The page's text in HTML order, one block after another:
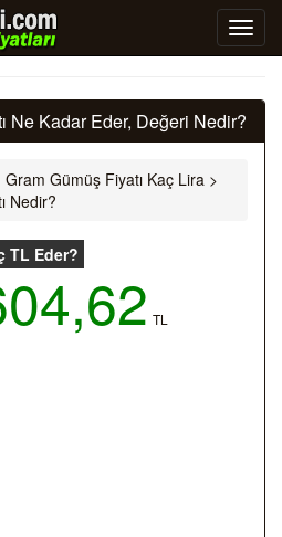
Ne Kadar Eder, Değeri Nedir?
Gram Gümüş Fiyatı Kaç Lira >
Nedir?
TL Eder?
TL